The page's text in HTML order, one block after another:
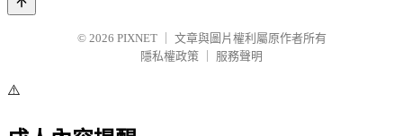
© 2026 PIXNET
文章與圖片權利屬原作者所有
隱私權政策
服務聲明
⚠️